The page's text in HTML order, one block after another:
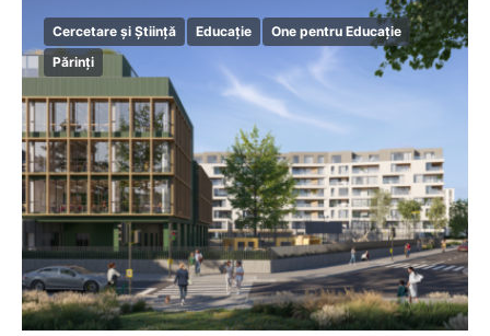
Cercetare și Știință Educație
One pentru Educație
Părinți